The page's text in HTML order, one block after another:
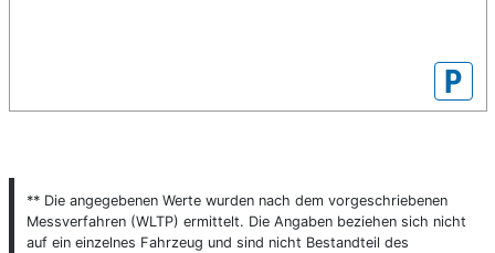
P
** Die angegebenen Werte wurden nach dem vorgeschriebenen
Messverfahren (WLTP) ermittelt. Die Angaben beziehen sich nicht
auf ein einzelnes Fahrzeug und sind nicht Bestandteil des